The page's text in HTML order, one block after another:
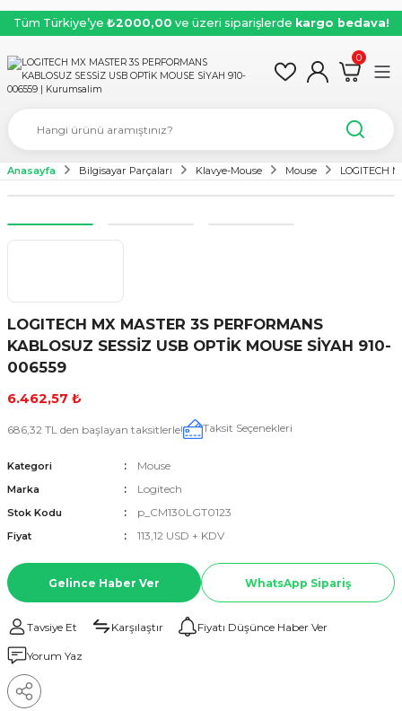
Tüm Türkiye’ye ₺2000,00 ve üzeri siparişlerde kargo bedava!
0
Anasayfa Bilgisayar Parçaları Klavye-Mouse Mouse LOGITECH
LOGITECH MX MASTER 3S PERFORMANS
KABLOSUZ SESSİZ USB OPTİK MOUSE SİYAH 910-
006559
6.462,57 ₺
686,32 TL den başlayan taksitlerle! Taksit Seçenekleri
Kategori Mouse
Marka Logitech
Stok Kodu p_CM130LGT0123
Fiyat 113,12 USD + KDV
Gelince Haber Ver WhatsApp Sipariş
Tavsiye Et Karşılaştır Fiyatı Düşünce Haber Ver
Yorum Yaz